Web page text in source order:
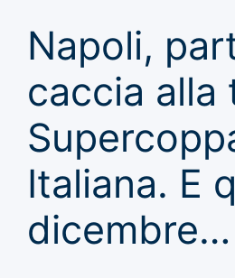
Napoli,
caccia alla
Italiana. E
dicembre…